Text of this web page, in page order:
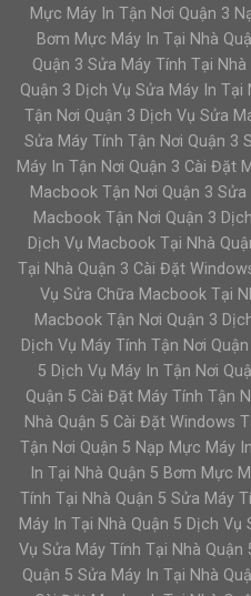
Mực Máy In Tận Nơi Quận 3
Bơm Mực Máy In Tại Nhà
Quận 3 Sửa Máy Tính Tại
Quận 3 Dịch Vụ Sửa Máy In
Tận Nơi Quận 3 Dịch Vụ Sửa
Sửa Máy Tính Tận Nơi Quận 3
Máy In Tận Nơi Quận 3 Cài Đặt
Macbook Tận Nơi Quận 3
Macbook Tận Nơi Quận 3
Dịch Vụ Macbook Tại Nhà
Tại Nhà Quận 3 Cài Đặt
Vụ Sửa Chữa Macbook Tại
Macbook Tận Nơi Quận 3
Dịch Vụ Máy Tính Tận Nơi
5 Dịch Vụ Máy In Tận Nơi
Quận 5 Cài Đặt Máy Tính Tận
Nhà Quận 5 Cài Đặt Windows
Tận Nơi Quận 5 Nạp Mực Máy
In Tại Nhà Quận 5 Bơm Mực
Tính Tại Nhà Quận 5 Sửa Máy
Máy In Tại Nhà Quận 5 Dịch Vụ
Vụ Sửa Máy Tính Tại Nhà
Quận 5 Sửa Máy In Tại Nhà